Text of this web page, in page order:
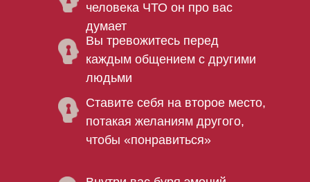
человека ЧТО он про вас
думает
Вы тревожитесь перед
каждым общением с другими
людьми
Ставите себя на второе место,
потакая желаниям другого,
чтобы «понравиться»